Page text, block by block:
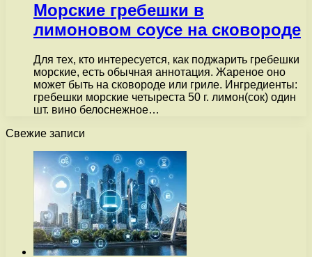
Морские гребешки в
лимоновом соусе на сковороде
Для тех, кто интересуется, как поджарить гребешки
морские, есть обычная аннотация. Жареное оно
может быть на сковороде или гриле. Ингредиенты:
гребешки морские четыреста 50 г. лимон(сок) один
шт. вино белоснежное…
Свежие записи